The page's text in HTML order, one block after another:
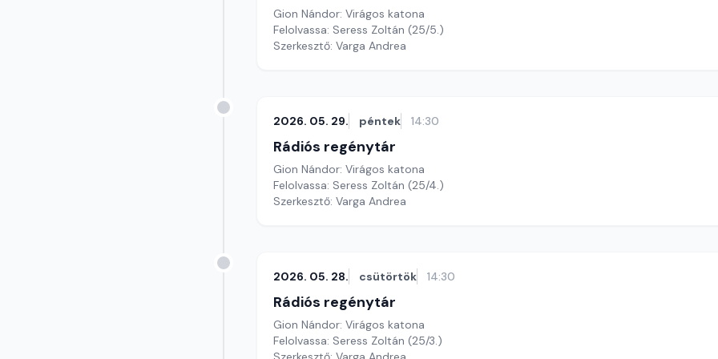
Gion Nándor: Virágos katona
Felolvassa: Seress Zoltán (25/5.)
Szerkesztő: Varga Andrea
2026. 05. 29. péntek 14:30
Rádiós regénytár
Gion Nándor: Virágos katona
Felolvassa: Seress Zoltán (25/4.)
Szerkesztő: Varga Andrea
2026. 05. 28. csütörtök 14:30
Rádiós regénytár
Gion Nándor: Virágos katona
Felolvassa: Seress Zoltán (25/3.)